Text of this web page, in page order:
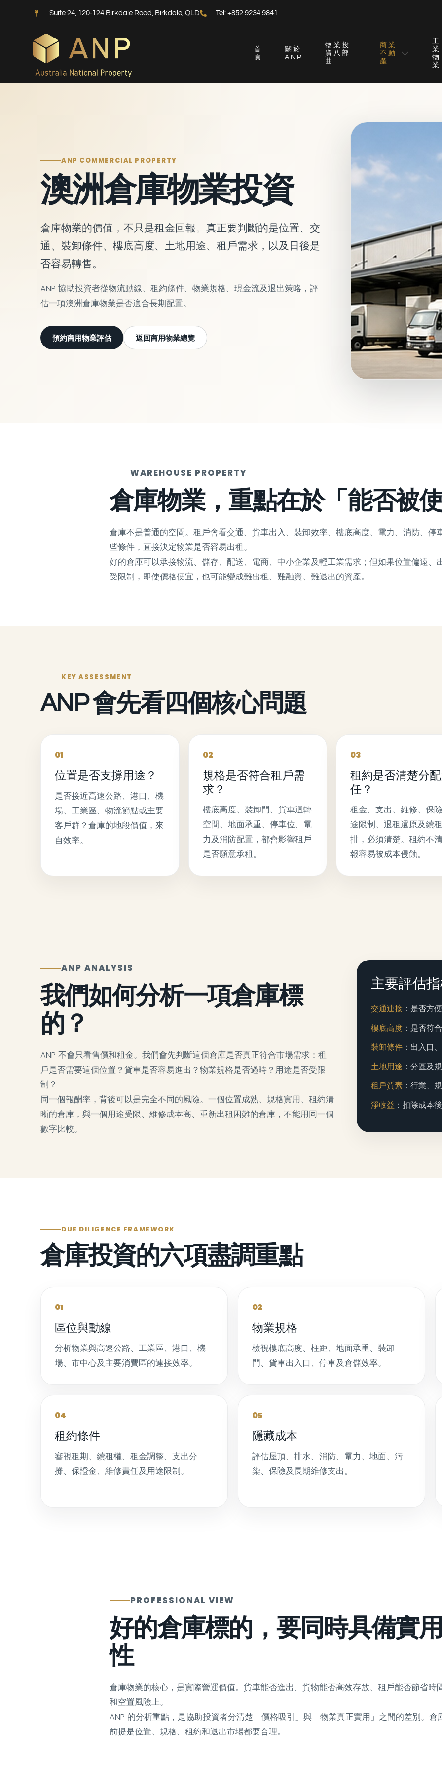
Suite 24, 120-124 Birkdale Road, Birkdale, QLD Tel: +852 9234 9841
首
頁
關於
ANP
物業投
資八部
曲
商業
不動
產
工
業
物
業
ANP COMMERCIAL PROPERTY
澳洲倉庫物業投資
倉庫物業的價值，不只是租金回報。真正要判斷的是位置、交
通、裝卸條件、樓底高度、土地用途、租戶需求，以及日後是
否容易轉售。
ANP 協助投資者從物流動線、租約條件、物業規格、現金流及退出策略，評
估一項澳洲倉庫物業是否適合長期配置。
預約商用物業評估 返回商用物業總覽
WAREHOUSE PROPERTY
倉庫物業，重點在於「能否被
倉庫不是普通的空間。租戶會看交通、貨車出入、裝卸效率、樓底高度、電力、消防、停
些條件，直接決定物業是否容易出租。
好的倉庫可以承接物流、儲存、配送、電商、中小企業及輕工業需求；但如果位置偏遠、
受限制，即使價格便宜，也可能變成難出租、難融資、難退出的資產。
KEY ASSESSMENT
ANP 會先看四個核心問題
01
位置是否支撐用途？
是否接近高速公路、港口、機
場、工業區、物流節點或主要
客戶群？倉庫的地段價值，來
自效率。
02
規格是否符合租戶需
求？
樓底高度、裝卸門、貨車迴轉
空間、地面承重、停車位、電
力及消防配置，都會影響租戶
是否願意承租。
03
租約是否清楚分
任？
租金、支出、維修、保
途限制、退租還原及續
排，必須清楚。租約不
報容易被成本侵蝕。
ANP ANALYSIS
我們如何分析一項倉庫標
的？
ANP 不會只看售價和租金。我們會先判斷這個倉庫是否真正符合市場需求：租
戶是否需要這個位置？貨車是否容易進出？物業規格是否過時？用途是否受限
制？
同一個報酬率，背後可以是完全不同的風險。一個位置成熟、規格實用、租約清
晰的倉庫，與一個用途受限、維修成本高、重新出租困難的倉庫，不能用同一個
數字比較。
主要評估
交通連接 ：是否方
樓底高度 ：是否符
裝卸條件 ：出入口
土地用途 ：分區及
租戶質素 ：行業、
淨收益 ：扣除成本
DUE DILIGENCE FRAMEWORK
倉庫投資的六項盡調重點
01
區位與動線
分析物業與高速公路、工業區、港口、機
場、市中心及主要消費區的連接效率。
02
物業規格
檢視樓底高度、柱距、地面承重、裝卸
門、貨車出入口、停車及倉儲效率。
04
租約條件
審視租期、續租權、租金調整、支出分
攤、保證金、維修責任及用途限制。
05
隱藏成本
評估屋頂、排水、消防、電力、地面、污
染、保險及長期維修支出。
PROFESSIONAL VIEW
好的倉庫標的，要同時具備實
性
倉庫物業的核心，是實際營運價值。貨車能否進出、貨物能否高效存放、租戶能否節省時
和空置風險上。
ANP 的分析重點，是協助投資者分清楚「價格吸引」與「物業真正實用」之間的差別。
前提是位置、規格、租約和退出市場都要合理。